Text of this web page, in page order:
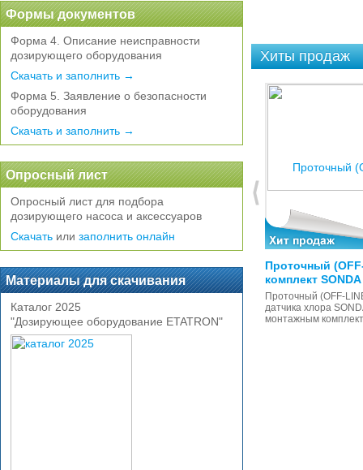
Хиты продаж
Картридж сетчатый 150 мк
Сетчатый картридж 150 микрон 5'',
для проточных OFF-LINE
держателей датчиков
Проточный
комплект
Проточный (OFF-
датчика хлора
монтажным
Формы документов
Форма 4. Описание неисправности
дозирующего оборудования
Скачать и заполнить →
Форма 5. Заявление о безопасности
оборудования
Скачать и заполнить →
Опросный лист
Опросный лист для подбора
дозирующего насоса и аксессуаров
Скачать или заполнить онлайн
Материалы для скачивания
Каталог 2025
"Дозирующее оборудование ETATRON"